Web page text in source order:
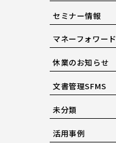
セミナー情報
マネーフォワード
休業のお知らせ
文書管理SFMS
未分類
活用事例